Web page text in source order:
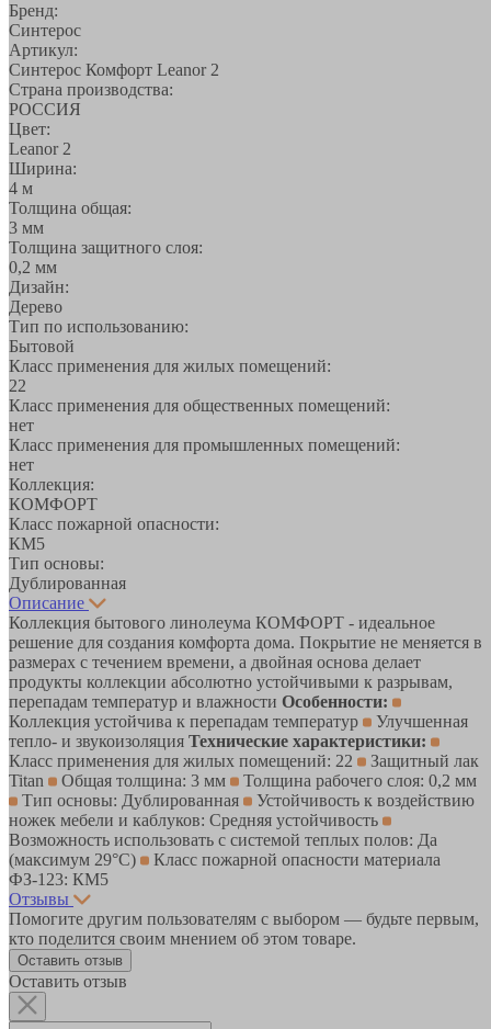
Бренд:
Синтерос
Артикул:
Синтерос Комфорт Leanor 2
Страна производства:
РОССИЯ
Цвет:
Leanor 2
Ширина:
4 м
Толщина общая:
3 мм
Толщина защитного слоя:
0,2 мм
Дизайн:
Дерево
Тип по использованию:
Бытовой
Класс применения для жилых помещений:
22
Класс применения для общественных помещений:
нет
Класс применения для промышленных помещений:
нет
Коллекция:
КОМФОРТ
Класс пожарной опасности:
КМ5
Тип основы:
Дублированная
Описание
Коллекция бытового линолеума КОМФОРТ - идеальное
решение для создания комфорта дома. Покрытие не меняется в
размерах с течением времени, а двойная основа делает
продукты коллекции абсолютно устойчивыми к разрывам,
перепадам температур и влажности Особенности:
Коллекция устойчива к перепадам температур
Улучшенная
тепло- и звукоизоляция Технические характеристики:
Класс применения для жилых помещений: 22
Защитный лак
Titan
Общая толщина: 3 мм
Толщина рабочего слоя: 0,2 мм
Тип основы: Дублированная
Устойчивость к воздействию
ножек мебели и каблуков: Средняя устойчивость
Возможность использовать с системой теплых полов: Да
(максимум 29°C)
Класс пожарной опасности материала
ФЗ-123: КМ5
Отзывы
Помогите другим пользователям с выбором — будьте первым,
кто поделится своим мнением об этом товаре.
Оставить отзыв
Оставить отзыв